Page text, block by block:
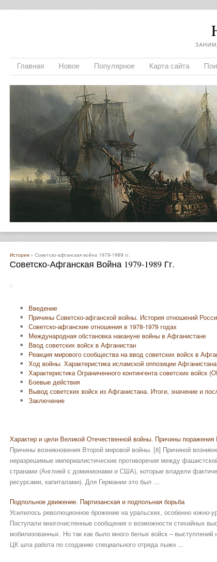
Главная Новое Популярное Карта сайта
История » Советско-афганская война 1979-1989 гг.
Советско-Афганская Война 1979-1989 Гг.
Введение
Причины Советско-афганской войны. История отношений
Советско-афганские отношения в 1978-1979 годах
Международная обстановка накануне войны в Афганистане
Ввод советских войск в Афганистан
Реакция мирового сообщества на ввод советских войск в
Ход войны. Характеристика исламской оппозиции Афганистана
Характеристика Ограниченного контингента советских войск
Боевые действия
Вывод советских войск из Афганистана. Итоги, значение и
Заключение
Характер и цели Великой Отечественной войны. Причины
Причины возникновения Второй мировой войны. [6] Причиной
неразрешимые империалистические противоречия между
странами (Англией с доминионами и США), которые владели
ресурсами, капиталами). Для Германии это был ...
Подпольное движение. Партизанская и подпольная борьба
Усилилось революционное брожение на уральских, особенно южно-
Поступали многочисленные сообщения о возможности стихийных
мобилизованных. Но так как было много белых войск –
ЦК шла работа по созданию специального отряда лыжн ...